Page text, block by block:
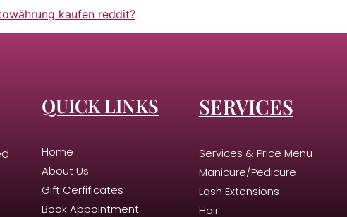
kaufen reddit?
QUICK LINKS
Home
About Us
Gift Cerfificates
Book Appointment
SERVICES
Services & Price Menu
Manicure/Pedicure
Lash Extensions
Hair